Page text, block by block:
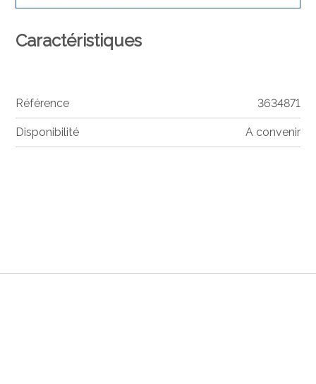
Caractéristiques
Référence 3634871
Disponibilité A convenir